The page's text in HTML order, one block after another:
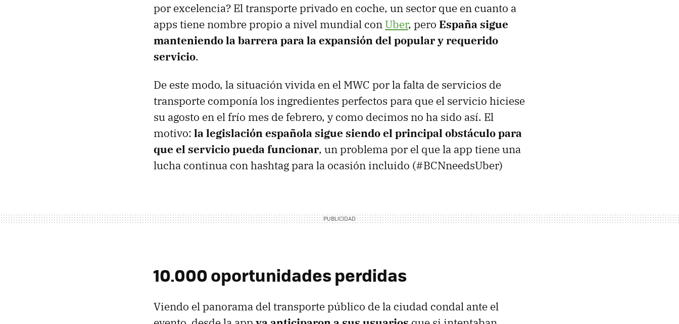
por excelencia? El transporte privado en coche, un sector que en cuanto a
apps tiene nombre propio a nivel mundial con Uber, pero España sigue
manteniendo la barrera para la expansión del popular y requerido
servicio.
De este modo, la situación vivida en el MWC por la falta de servicios de
transporte componía los ingredientes perfectos para que el servicio hiciese
su agosto en el frío mes de febrero, y como decimos no ha sido así. El
motivo: la legislación española sigue siendo el principal obstáculo para
que el servicio pueda funcionar, un problema por el que la app tiene una
lucha continua con hashtag para la ocasión incluido (#BCNneedsUber)
10.000 oportunidades perdidas
Viendo el panorama del transporte público de la ciudad condal ante el